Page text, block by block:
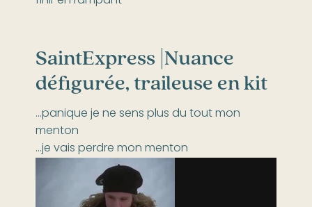
SaintExpress |Nuance
défigurée, traileuse en kit
…panique je ne sens plus du tout mon
menton
…je vais perdre mon menton